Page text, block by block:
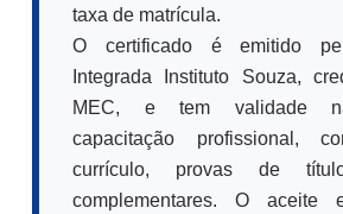
taxa de matrícula.
O certificado é emitido
Integrada Instituto Souza,
MEC, e tem validade
capacitação profissional,
currículo, provas de
complementares. O aceite